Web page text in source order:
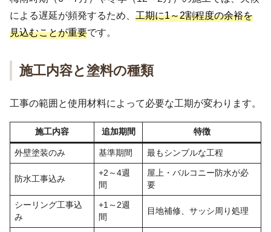
による遅延が頻発するため、 工期に1～2割程度の余裕を
見込むことが重要です。
施工内容と塗料の種類
工事の範囲と使用材料によって必要な工期が変わります。
施工内容 追加期間 特徴
外壁塗装のみ 基準期間 最もシンプルな工程
防水工事込み
+2～4週
間
屋上・バルコニー防水が必
要
シーリング工事込
み
+1～2週
間
目地補修、サッシ周り処理